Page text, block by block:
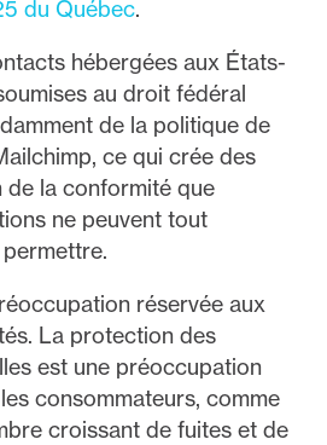
du Québec.
hébergées aux États-
au droit fédéral
de la politique de
ce qui crée des
la conformité que
ne peuvent tout
réservée aux
La protection des
est une préoccupation
consommateurs, comme
croissant de fuites et de